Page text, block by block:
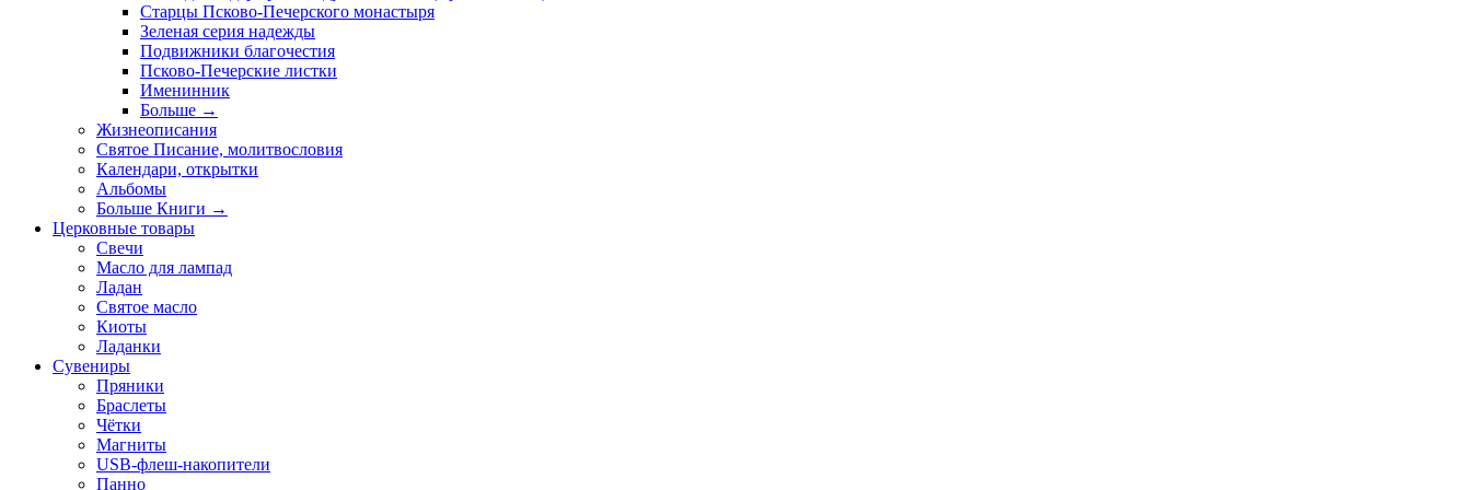
Старцы Псково-Печерского монастыря
Зеленая серия надежды
Подвижники благочестия
Псково-Печерские листки
Именинник
Больше →
Жизнеописания
Святое Писание, молитвословия
Календари, открытки
Альбомы
Больше Книги →
Церковные товары
Свечи
Масло для лампад
Ладан
Святое масло
Киоты
Ладанки
Сувениры
Пряники
Браслеты
Чётки
Магниты
USB-флеш-накопители
Панно